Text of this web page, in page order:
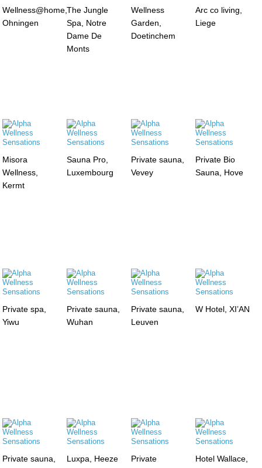
Wellness@home,
Ohningen
The Jungle
Spa, Notre
Dame De
Monts
Wellness
Garden,
Doetinchem
Arc co living,
Liege
Misora
Wellness,
Kermt
Sauna Pro,
Luxembourg
Private sauna,
Vevey
Private Bio
Sauna, Hove
Private spa,
Yiwu
Private sauna,
Wuhan
Private sauna,
Leuven
W Hotel, XI’AN
Private sauna,
Luxpa, Heeze
Private
Hotel Wallace,